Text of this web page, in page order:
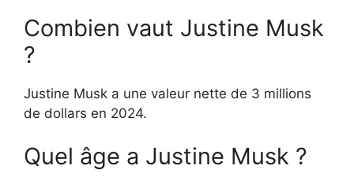
Combien vaut Justine Musk
?
Justine Musk a une valeur nette de 3 millions
de dollars en 2024.
Quel âge a Justine Musk ?